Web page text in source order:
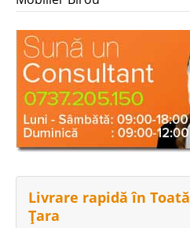
Livrare rapidă în Toată
Țara